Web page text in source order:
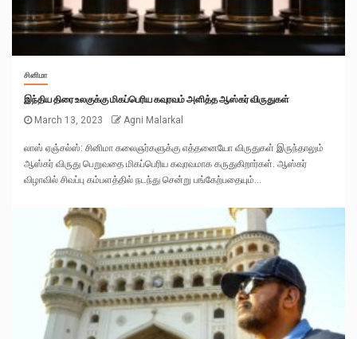
சினிமா
இந்திய திரை உலகுக்கு மிகப்பெரிய கவுரவம் அளித்த ஆஸ்கர் விருதுகள்
March 13, 2023
Agni Malarkal
லாஸ் ஏஞ்சல்ஸ்: சினிமா கலைஞர்களுக்கு எத்தனையோ விருதுகள் இருந்தாலும்
ஆஸ்கர் விருது பெறுவதை மிகப்பெரிய கவுரவமாக கருதுகிறார்கள். ஆஸ்கர்
விழாவில் சிவப்பு கம்பளத்தில் நடந்து சென்று பங்கேற்பதையும்...